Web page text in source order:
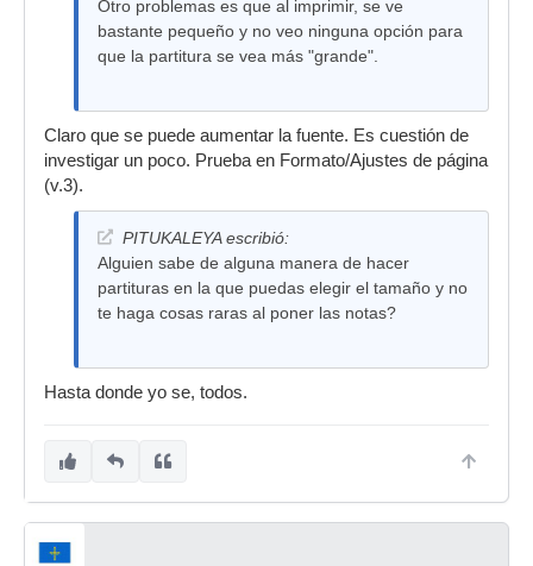
Otro problemas es que al imprimir, se ve
bastante pequeño y no veo ninguna opción para
que la partitura se vea más "grande".
Claro que se puede aumentar la fuente. Es cuestión de
investigar un poco. Prueba en Formato/Ajustes de página
(v.3).
PITUKALEYA escribió:
Alguien sabe de alguna manera de hacer
partituras en la que puedas elegir el tamaño y no
te haga cosas raras al poner las notas?
Hasta donde yo se, todos.